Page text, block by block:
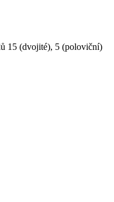
15 (dvojité), 5 (poloviční)